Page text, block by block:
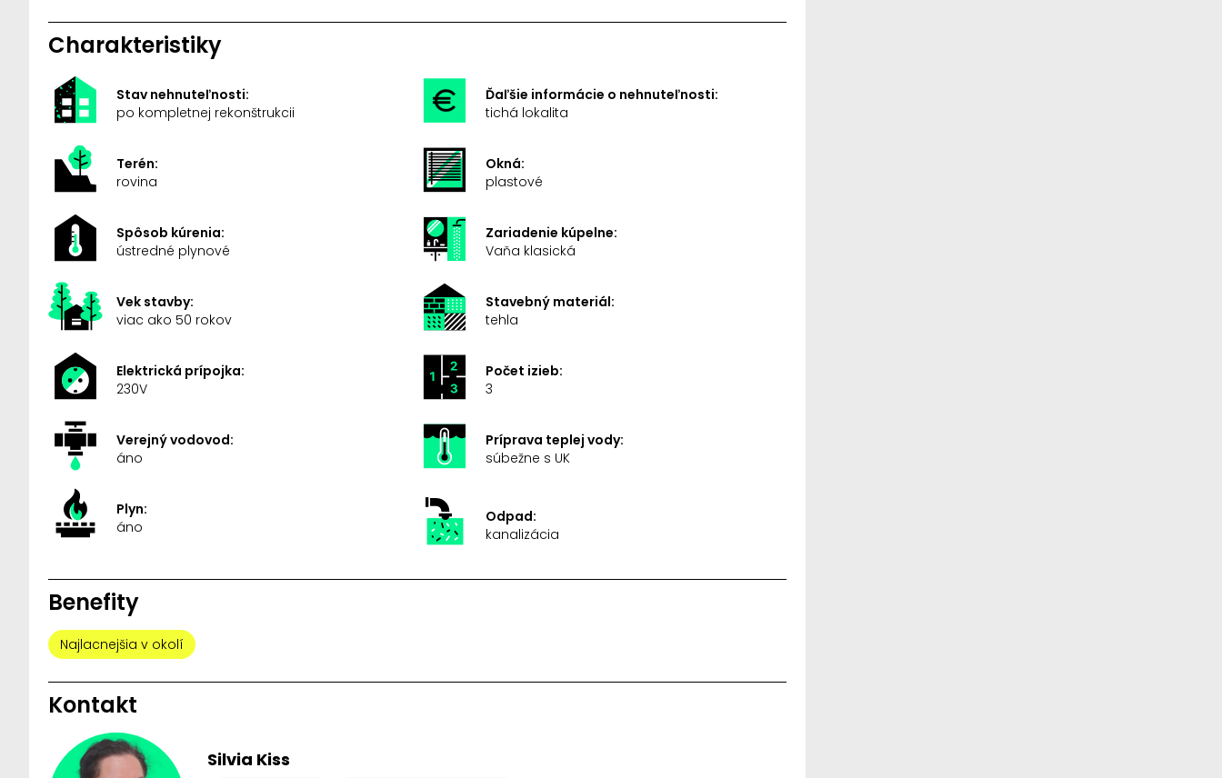
Charakteristiky
Stav nehnuteľnosti:
po kompletnej rekonštrukcii
Ďaľšie informácie o nehnuteľnosti:
tichá lokalita
Terén:
rovina
Okná:
plastové
Spôsob kúrenia:
ústredné plynové
Zariadenie kúpelne:
Vaňa klasická
Vek stavby:
viac ako 50 rokov
Stavebný materiál:
tehla
Elektrická prípojka:
230V
Počet izieb:
3
Verejný vodovod:
áno
Príprava teplej vody:
súbežne s UK
Plyn:
áno
Odpad:
kanalizácia
Benefity
Najlacnejšia v okolí
Kontakt
Silvia Kiss